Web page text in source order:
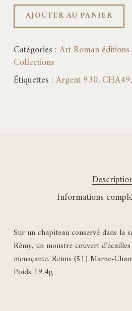
AJOUTER AU PANIER
Catégories :Art Roman
Collections
Étiquettes :Argent 930,CHA49,
Informations
Sur un chapiteau conservé dans la
Rémy, un monstre couvert
menaçante. Reims (51) Marne-
Poids 19.4g